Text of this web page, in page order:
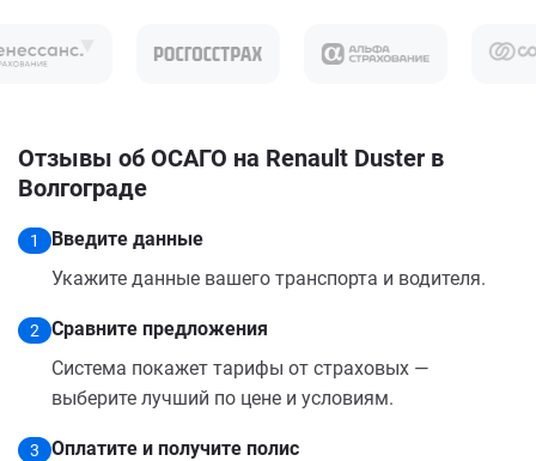
Отзывы об ОСАГО на Renault Duster в
Волгограде
1
Введите данные
Укажите данные вашего транспорта и водителя.
2
Сравните предложения
Система покажет тарифы от страховых —
выберите лучший по цене и условиям.
3
Оплатите и получите полис